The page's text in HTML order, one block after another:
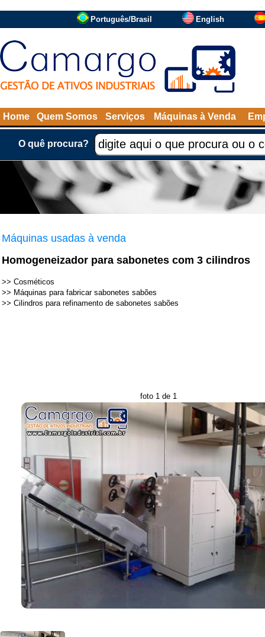
Português/Brasil English
Home Quem Somos Serviços Máquinas à Venda
O quê procura?
Máquinas usadas à venda
Homogeneizador para sabonetes com 3 cilindros
>> Cosméticos
>> Máquinas para fabricar sabonetes sabões
>> Cilindros para refinamento de sabonetes sabões
foto 1 de 1